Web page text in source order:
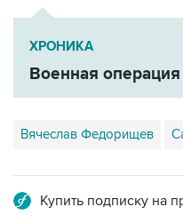
ХРОНИКА
Военная
Вячеслав Федорищев
Купить подписку на